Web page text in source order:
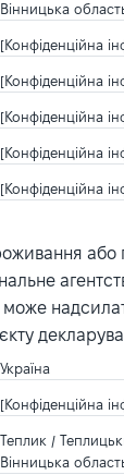
Вінницька
[Конфіденційна
[Конфіденційна
[Конфіденційна
[Конфіденційна
[Конфіденційна
або
може
Україна
[Конфіденційна
Теплик /
Вінницька